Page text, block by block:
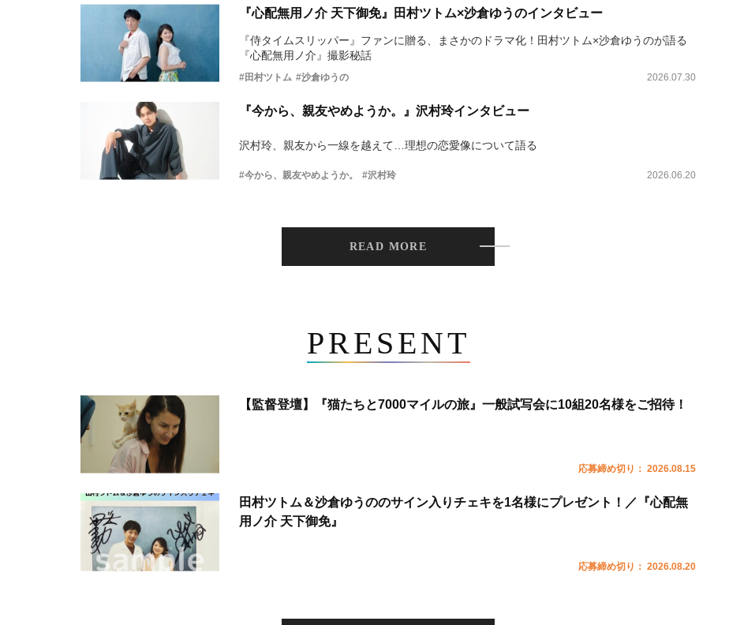
『心配無用ノ介 天下御免』田村ツトム×沙倉ゆうのインタビュー
『侍タイムスリッパー』ファンに贈る、まさかのドラマ化！田村ツトム×沙倉ゆうのが語る
『心配無用ノ介』撮影秘話
#田村ツトム #沙倉ゆうの 2026.07.30
『今から、親友やめようか。』沢村玲インタビュー
沢村玲、親友から一線を越えて…理想の恋愛像について語る
#今から、親友やめようか。 #沢村玲 2026.06.20
READ MORE
PRESENT
【監督登壇】『猫たちと7000マイルの旅』一般試写会に10組20名様をご招待！
応募締め切り： 2026.08.15
田村ツトム＆沙倉ゆうののサイン入りチェキを1名様にプレゼント！／『心配無
用ノ介 天下御免』
応募締め切り： 2026.08.20